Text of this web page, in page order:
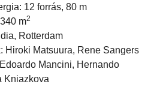
12 forrás, 80 m
m2
Rotterdam
Hiroki Matsuura, Rene Sangers
Mancini, Hernando
Kniazkova